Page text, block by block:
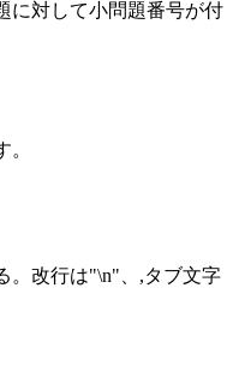
に対して小問題番号が付
。改行は"\n"、,タブ文字